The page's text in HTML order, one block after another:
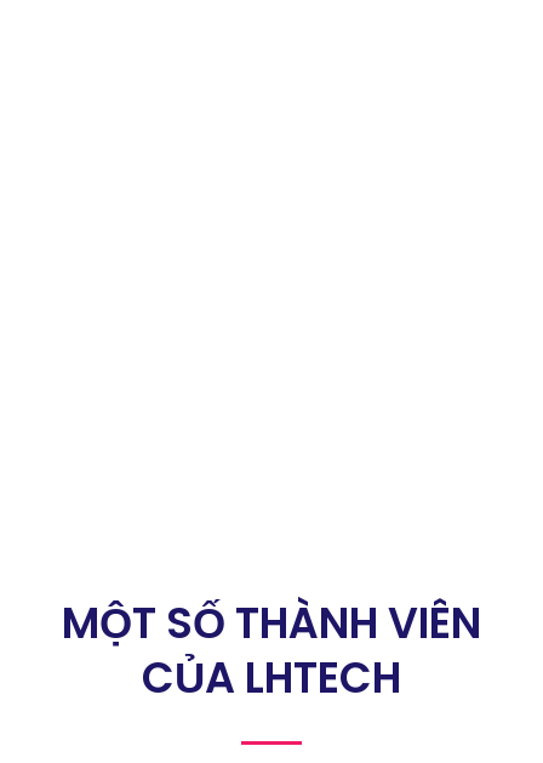
MỘT SỐ THÀNH VIÊN
CỦA LHTECH